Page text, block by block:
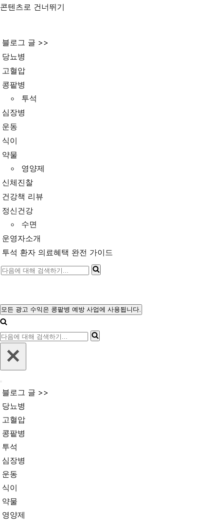
콘텐츠로 건너뛰기
블로그 글 >>
당뇨병
고혈압
콩팥병
투석
심장병
운동
식이
약물
영양제
신체진찰
건강책 리뷰
정신건강
수면
운영자소개
투석 환자 의료혜택 완전 가이드
다
대
해
검
색
모든 광고 수익은 콩팥병 예방 사업에 사용됩니다.
다
해
검
색
하
기...
비
게
이
션
메
뉴
블로그 글 >>
당뇨병
고혈압
콩팥병
투석
심장병
운동
식이
약물
영양제